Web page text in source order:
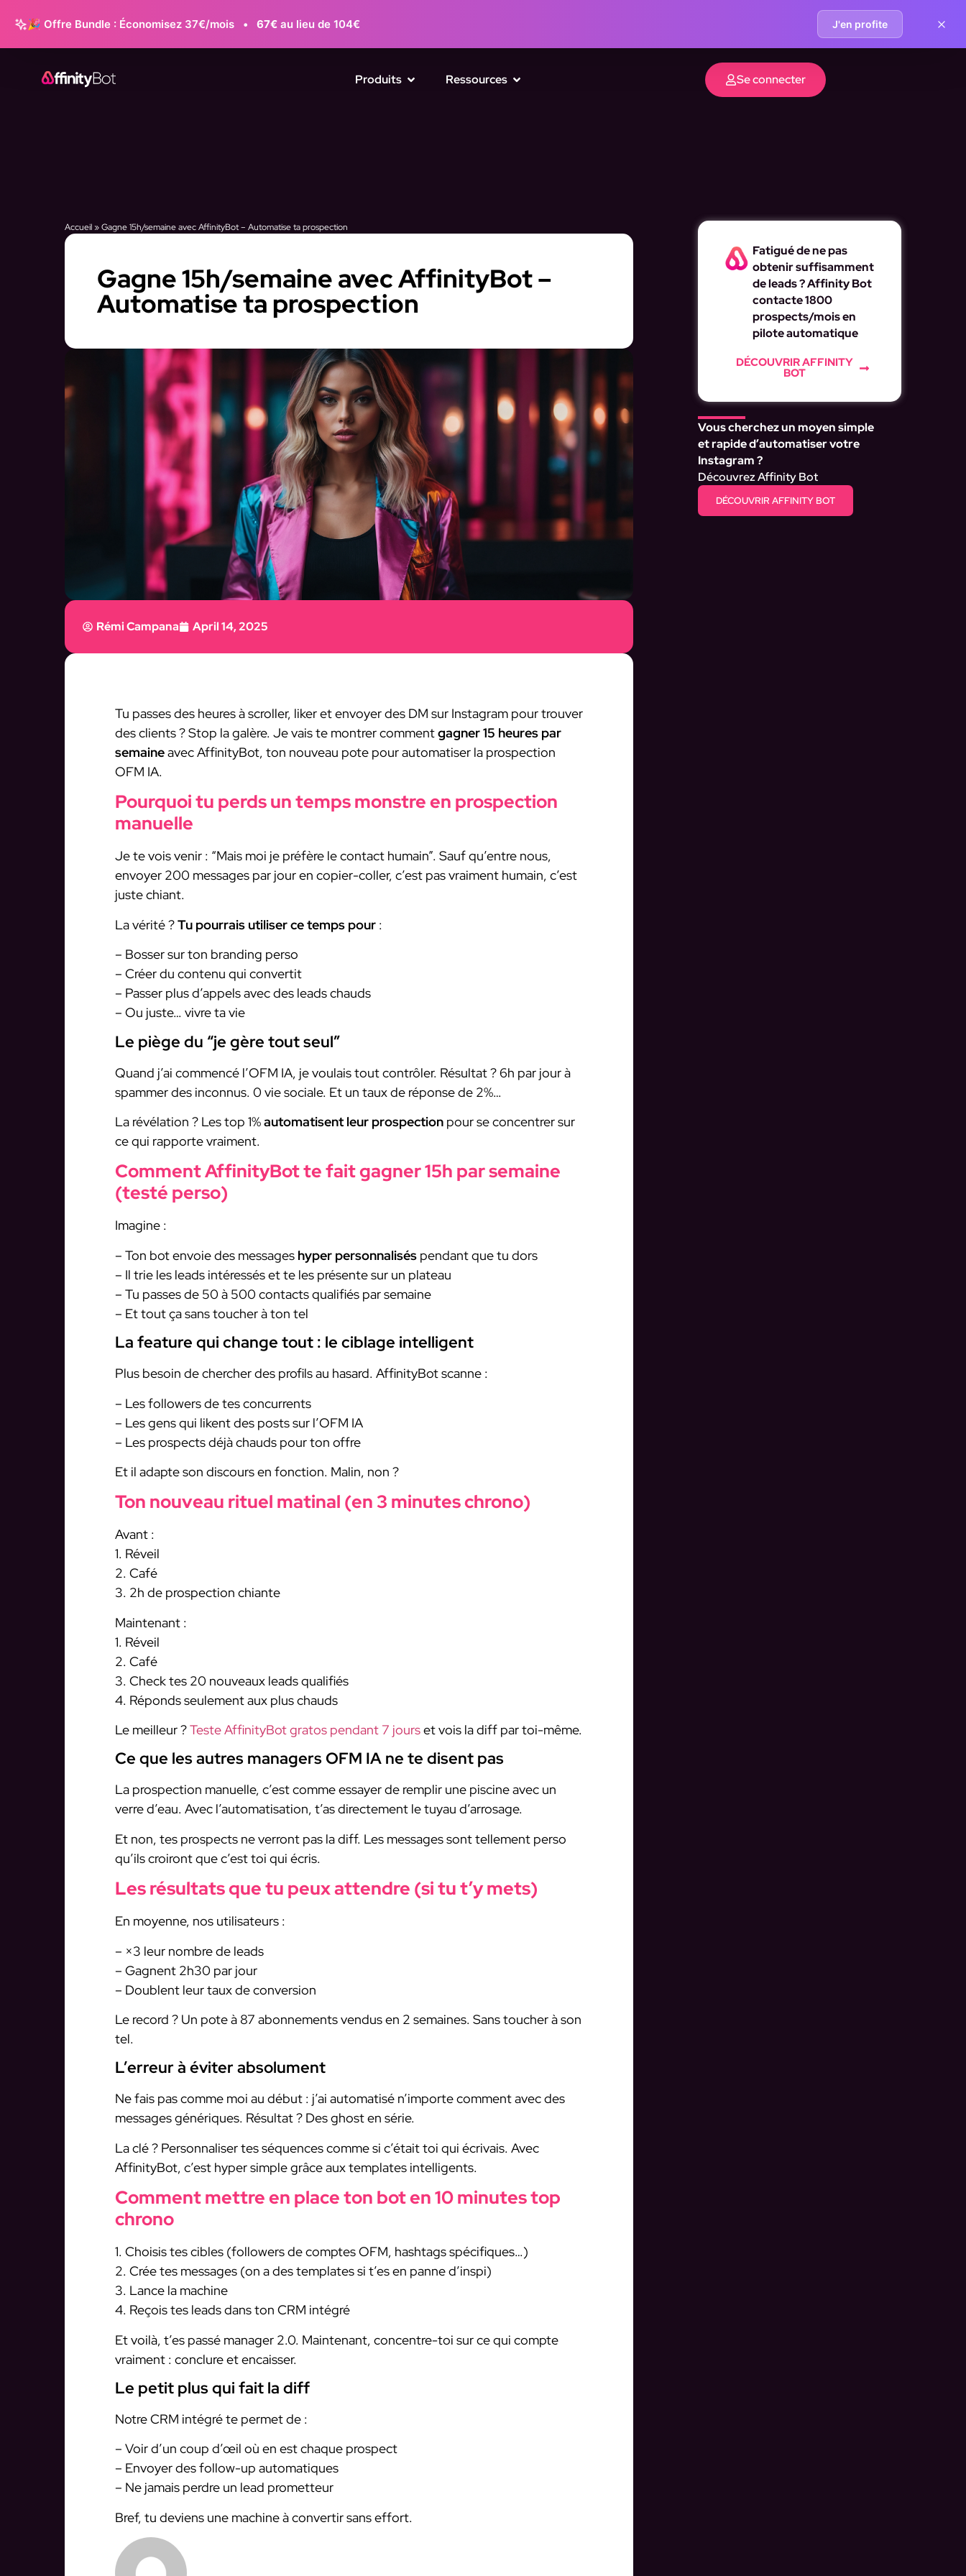
Produits Ressources Se connecter
🎉 Offre Bundle : Économisez 37€/mois • 67€ au lieu de 104€ J'en profite
Accueil»Gagne 15h/semaine avec AffinityBot – Automatise ta prospection
Gagne 15h/semaine avec AffinityBot –
Automatise ta prospection
Rémi Campana April 14, 2025
Tu passes des heures à scroller, liker et envoyer des DM sur Instagram pour trouver
des clients ? Stop la galère. Je vais te montrer commentgagner 15 heures par
semaineavec AffinityBot, ton nouveau pote pour automatiser la prospection
OFM IA.
Pourquoi tu perds un temps monstre en prospection
manuelle
Je te vois venir : “Mais moi je préfère le contact humain”. Sauf qu’entre nous,
envoyer 200 messages par jour en copier-coller, c’est pas vraiment humain, c’est
juste chiant.
La vérité ?Tu pourrais utiliser ce temps pour :
– Bosser sur ton branding perso
– Créer du contenu qui convertit
– Passer plus d’appels avec des leads chauds
– Ou juste… vivre ta vie
Le piège du “je gère tout seul”
Quand j’ai commencé l’OFM IA, je voulais tout contrôler. Résultat ? 6h par jour à
spammer des inconnus. 0 vie sociale. Et un taux de réponse de 2%…
La révélation ? Les top 1%automatisent leur prospection pour se concentrer sur
ce qui rapporte vraiment.
Comment AffinityBot te fait gagner 15h par semaine
(testé perso)
Imagine :
– Ton bot envoie des messages hyper personnalisés pendant que tu dors
– Il trie les leads intéressés et te les présente sur un plateau
– Tu passes de 50 à 500 contacts qualifiés par semaine
– Et tout ça sans toucher à ton tel
La feature qui change tout : le ciblage intelligent
Plus besoin de chercher des profils au hasard. AffinityBot scanne :
– Les followers de tes concurrents
– Les gens qui likent des posts sur l’OFM IA
– Les prospects déjà chauds pour ton offre
Et il adapte son discours en fonction. Malin, non ?
Ton nouveau rituel matinal (en 3 minutes chrono)
Avant :
1. Réveil
2. Café
3. 2h de prospection chiante
Maintenant :
1. Réveil
2. Café
3. Check tes 20 nouveaux leads qualifiés
4. Réponds seulement aux plus chauds
Le meilleur ?Teste AffinityBot gratos pendant 7 jourset vois la diff par toi-même.
Ce que les autres managers OFM IA ne te disent pas
La prospection manuelle, c’est comme essayer de remplir une piscine avec un
verre d’eau. Avec l’automatisation, t’as directement le tuyau d’arrosage.
Et non, tes prospects ne verront pas la diff. Les messages sont tellement perso
qu’ils croiront que c’est toi qui écris.
Les résultats que tu peux attendre (si tu t’y mets)
En moyenne, nos utilisateurs :
– ×3 leur nombre de leads
– Gagnent 2h30 par jour
– Doublent leur taux de conversion
Le record ? Un pote à 87 abonnements vendus en 2 semaines. Sans toucher à son
tel.
L’erreur à éviter absolument
Ne fais pas comme moi au début : j’ai automatisé n’importe comment avec des
messages génériques. Résultat ? Des ghost en série.
La clé ? Personnaliser tes séquences comme si c’était toi qui écrivais. Avec
AffinityBot, c’est hyper simple grâce aux templates intelligents.
Comment mettre en place ton bot en 10 minutes top
chrono
1. Choisis tes cibles (followers de comptes OFM, hashtags spécifiques…)
2. Crée tes messages (on a des templates si t’es en panne d’inspi)
3. Lance la machine
4. Reçois tes leads dans ton CRM intégré
Et voilà, t’es passé manager 2.0. Maintenant, concentre-toi sur ce qui compte
vraiment : conclure et encaisser.
Le petit plus qui fait la diff
Notre CRM intégré te permet de :
– Voir d’un coup d’œil où en est chaque prospect
– Envoyer des follow-up automatiques
– Ne jamais perdre un lead prometteur
Bref, tu deviens une machine à convertir sans effort.
Fatigué de ne pas
obtenir suffisamment
de leads ? Affinity Bot
contacte 1800
prospects/mois en
pilote automatique
DÉCOUVRIR AFFINITY
BOT
Vous cherchez un moyen simple
et rapide d’automatiser votre
Instagram ?
Découvrez Affinity Bot
DÉCOUVRIR AFFINITY BOT